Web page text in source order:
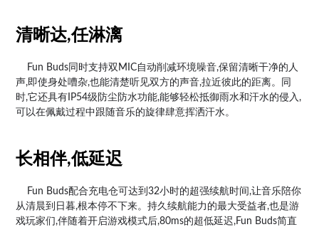
清晰达,任淋漓
Fun Buds同时支持双MIC自动削减环境噪音,保留清晰干净的人
声,即使身处嘈杂,也能清楚听见双方的声音,拉近彼此的距离。同
时,它还具有IP54级防尘防水功能,能够轻松抵御雨水和汗水的侵入,
可以在佩戴过程中跟随音乐的旋律肆意挥洒汗水。
长相伴,低延迟
Fun Buds配合充电仓可达到32小时的超强续航时间,让音乐陪你
从清晨到日暮,根本停不下来。持久续航能力的最大受益者,也是游
戏玩家们,伴随着开启游戏模式后,80ms的超低延迟,Fun Buds简直